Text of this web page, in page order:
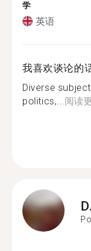
学
英语
我喜欢谈论的
Diverse
politics,... 阅读
D.